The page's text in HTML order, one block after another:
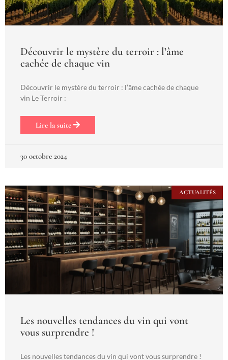
Découvrir le mystère du terroir : l’âme
cachée de chaque vin
Découvrir le mystère du terroir : l’âme cachée de chaque
vin Le Terroir :
Lire la suite
30 octobre 2024
ACTUALITÉS
Les nouvelles tendances du vin qui vont
vous surprendre !
Les nouvelles tendances du vin qui vont vous surprendre !